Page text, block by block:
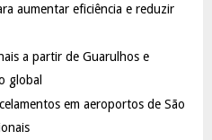
R
aumentar eficiência e reduzir
a partir de Guarulhos e
global
em aeroportos de São